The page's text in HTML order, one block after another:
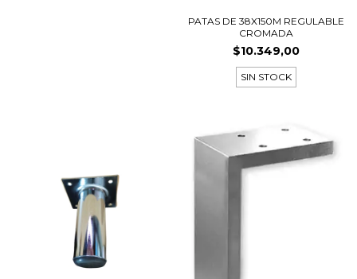
PATAS DE 38X150M REGULABLE
CROMADA
$10.349,00
SIN STOCK